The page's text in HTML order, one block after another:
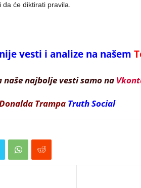
će diktirati pravila.
vesti i analize na našem
najbolje vesti samo na
Trampa Truth Social